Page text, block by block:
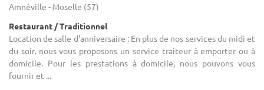
Amnéville - Moselle (57)
Restaurant / Traditionnel
Location de salle d'anniversaire : En plus de nos services du midi et
du soir, nous vous proposons un service traiteur à emporter ou à
domicile. Pour les prestations à domicile, nous pouvons vous
fournir et ...